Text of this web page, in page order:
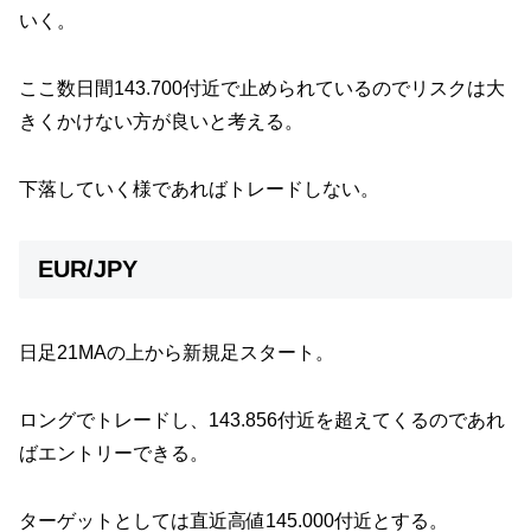
いく。
ここ数日間143.700付近で止められているのでリスクは大
きくかけない方が良いと考える。
下落していく様であればトレードしない。
EUR/JPY
日足21MAの上から新規足スタート。
ロングでトレードし、143.856付近を超えてくるのであれ
ばエントリーできる。
ターゲットとしては直近高値145.000付近とする。